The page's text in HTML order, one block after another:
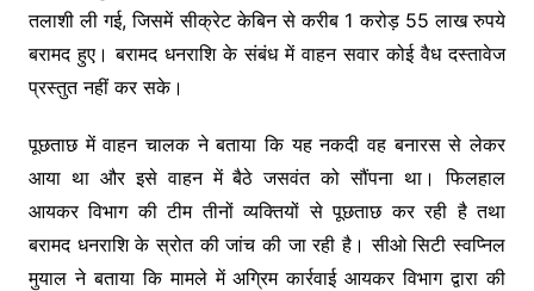
तलाशी ली गई, जिसमें सीक्रेट केबिन से करीब 1 करोड़ 55 लाख रुपये
बरामद हुए। बरामद धनराशि के संबंध में वाहन सवार कोई वैध दस्तावेज
प्रस्तुत नहीं कर सके।
पूछताछ में वाहन चालक ने बताया कि यह नकदी वह बनारस से लेकर
आया था और इसे वाहन में बैठे जसवंत को सौंपना था। फिलहाल
आयकर विभाग की टीम तीनों व्यक्तियों से पूछताछ कर रही है तथा
बरामद धनराशि के स्रोत की जांच की जा रही है। सीओ सिटी स्वप्निल
मुयाल ने बताया कि मामले में अग्रिम कार्रवाई आयकर विभाग द्वारा की